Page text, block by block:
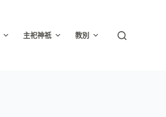
主祀神祇 教別